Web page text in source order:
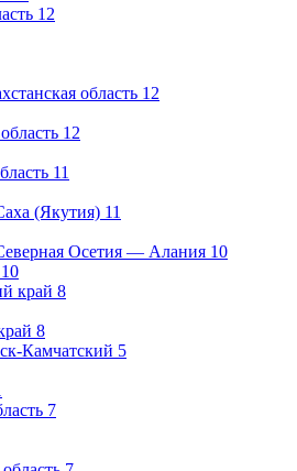
12
область 12
12
11
(Якутия) 11
Осетия — Алания 10
10
край 8
8
Камчатский 5
7